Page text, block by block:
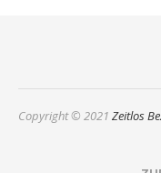
Copyright © 2021 Zeitlos